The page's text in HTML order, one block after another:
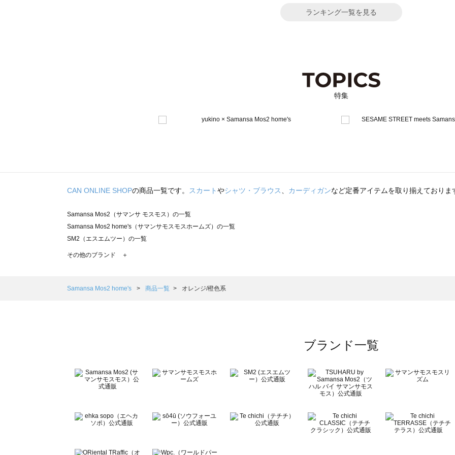
ランキング一覧を見る
特集
CAN ONLINE SHOPの商品一覧です。 スカートやシャツ・ブラウス、 カーディガンなど定番アイテムを取り揃えておりま
Samansa Mos2（サマンサ モスモス）の一覧
Samansa Mos2 home's（サマンサモスモスホームズ）の一覧
SM2（エスエムツー）の一覧
TSUHARU by Samansa Mos2（ツハルバイサマンサモスモス）の一覧
Samansa Mos2 Lagom（サマンサモスモス ラーゴム）の一覧
BETTY'S BLUE（べティーズブルー）の一覧
Wpc.（ワールドパーティー）の一覧
その他のブランド ＋
Samansa Mos2 home's 商品一覧 オレンジ/橙色系
ブランド一覧